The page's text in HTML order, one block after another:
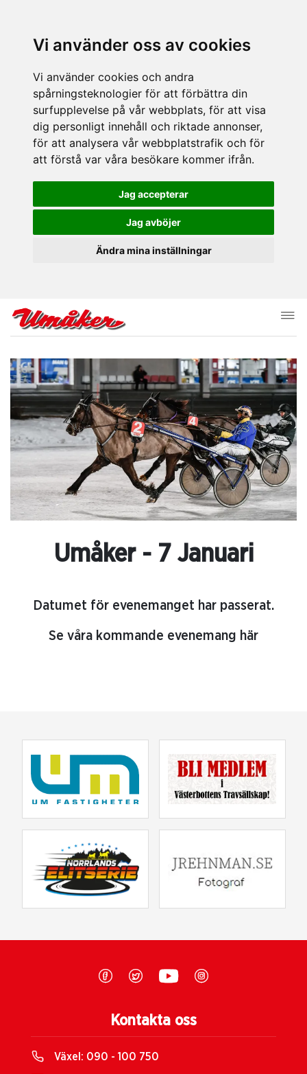
Vi använder oss av cookies
Vi använder cookies och andra
spårningsteknologier för att förbättra din
surfupplevelse på vår webbplats, för att visa
dig personligt innehåll och riktade annonser,
för att analysera vår webbplatstrafik och för
att förstå var våra besökare kommer ifrån.
Jag accepterar
Jag avböjer
Ändra mina inställningar
Umåker - 7 Januari
Datumet för evenemanget har passerat.
Se våra kommande evenemang här
Kontakta oss
Växel: 090 - 100 750